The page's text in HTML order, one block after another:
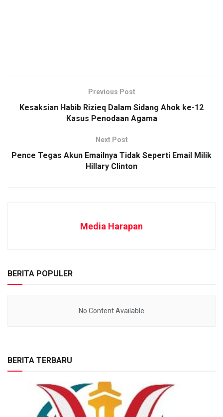
Previous Post
Kesaksian Habib Rizieq Dalam Sidang Ahok ke-12
Kasus Penodaan Agama
Next Post
Pence Tegas Akun Emailnya Tidak Seperti Email Milik
Hillary Clinton
Media Harapan
BERITA POPULER
No Content Available
BERITA TERBARU